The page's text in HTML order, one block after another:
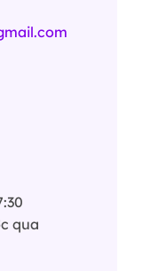
qua